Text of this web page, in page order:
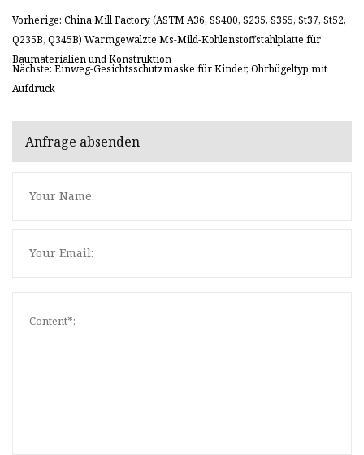
Vorherige: China Mill Factory (ASTM A36, SS400, S235, S355, St37, St52,
Q235B, Q345B) Warmgewalzte Ms-Mild-Kohlenstoffstahlplatte für
Baumaterialien und Konstruktion
Nächste: Einweg-Gesichtsschutzmaske für Kinder, Ohrbügeltyp mit
Aufdruck
Anfrage absenden